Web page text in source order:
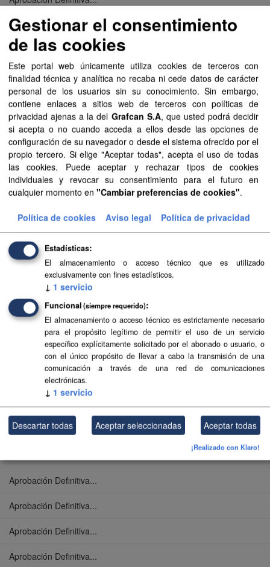
Aprobación Definitiva...
Aprobación Definitiva...
Aprobación Definitiva...
Aprobación Definitiva...
Aprobación Definitiva...
Aprobación Definitiva...
Aprobación Definitiva...
Aprobación Definitiva...
Aprobación Definitiva...
Aprobación Definitiva...
Aprobación Definitiva...
Aprobación Definitiva...
Aprobación Definitiva...
Aprobación Definitiva...
Aprobación Definitiva...
Aprobación Definitiva...
Aprobación Definitiva...
Aprobación Definitiva...
Aprobación Definitiva...
Gestionar el consentimiento
de las cookies
Este portal web únicamente utiliza cookies de terceros con
finalidad técnica y analítica no recaba ni cede datos de carácter
personal de los usuarios sin su conocimiento. Sin embargo,
contiene enlaces a sitios web de terceros con políticas de
privacidad ajenas a la del Grafcan S.A, que usted podrá decidir
si acepta o no cuando acceda a ellos desde las opciones de
configuración de su navegador o desde el sistema ofrecido por el
propio tercero. Si elige "Aceptar todas", acepta el uso de todas
las cookies. Puede aceptar y rechazar tipos de cookies
individuales y revocar su consentimiento para el futuro en
cualquier momento en "Cambiar preferencias de cookies".
Política de cookies Aviso legal Política de privacidad
Estadísticas
El almacenamiento o acceso técnico que es utilizado
exclusivamente con fines estadísticos.
↓ 1 servicio
Funcional (siempre requerido)
El almacenamiento o acceso técnico es estrictamente necesario
para el propósito legítimo de permitir el uso de un servicio
específico explícitamente solicitado por el abonado o usuario, o
con el único propósito de llevar a cabo la transmisión de una
comunicación a través de una red de comunicaciones
electrónicas.
↓ 1 servicio
Descartar todas Aceptar seleccionadas Aceptar todas
¡Realizado con Klaro!